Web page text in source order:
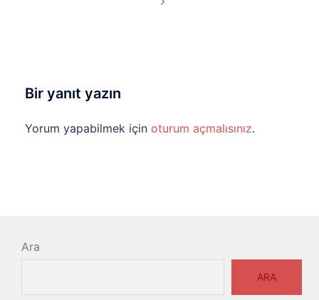
Bir yanıt yazın
Yorum yapabilmek için oturum açmalısınız.
Ara
ARA